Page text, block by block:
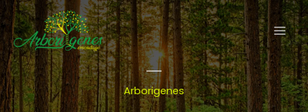
Aller
au
contenu
Arborigenes